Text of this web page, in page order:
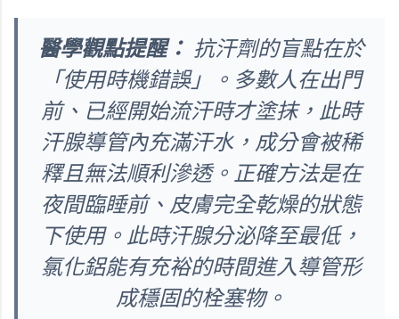
醫學觀點提醒： 抗汗劑的盲點在於
「使用時機錯誤」。多數人在出門
前、已經開始流汗時才塗抹，此時
汗腺導管內充滿汗水，成分會被稀
釋且無法順利滲透。正確方法是在
夜間臨睡前、皮膚完全乾燥的狀態
下使用。此時汗腺分泌降至最低，
氯化鋁能有充裕的時間進入導管形
成穩固的栓塞物。